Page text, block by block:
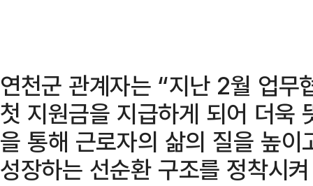
연천군 관계자는 “지난 2월 업무
첫 지원금을 지급하게 되어 더욱
을 통해 근로자의 삶의 질을 높
성장하는 선순환 구조를 정착시